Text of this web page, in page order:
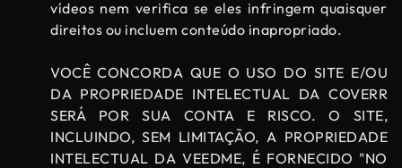
vídeos nem verifica se eles infringem quaisquer
direitos ou incluem conteúdo inapropriado.
VOCÊ CONCORDA QUE O USO DO SITE E/OU
DA PROPRIEDADE INTELECTUAL DA COVERR
SERÁ POR SUA CONTA E RISCO. O SITE,
INCLUINDO, SEM LIMITAÇÃO, A PROPRIEDADE
INTELECTUAL DA VEEDME, É FORNECIDO "NO